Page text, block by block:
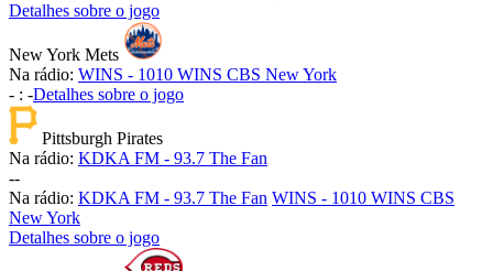
Detalhes sobre o jogo
New York Mets
Na rádio: WINS - 1010 WINS CBS New York
- : -Detalhes sobre o jogo
Pittsburgh Pirates
Na rádio: KDKA FM - 93.7 The Fan
--
Na rádio: KDKA FM - 93.7 The Fan WINS - 1010 WINS CBS
New York
Detalhes sobre o jogo